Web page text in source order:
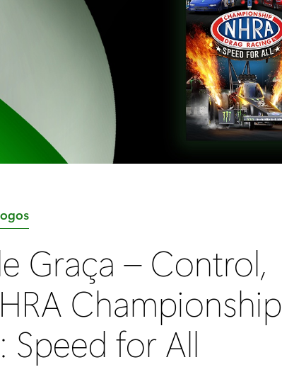
Graça – Control,
Championship
Speed for All